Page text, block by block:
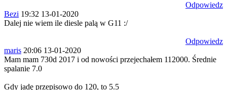
Odpowiedz
Bezi 19:32 13-01-2020
Dalej nie wiem ile diesle palą w G11 :/
Odpowiedz
maris 20:06 13-01-2020
Mam mam 730d 2017 i od nowości przejechałem 112000. Średnie
spalanie 7.0
Gdy jadę przepisowo do 120, to 5.5